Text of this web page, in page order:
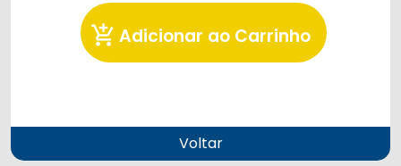
add_shopping_cart Adicionar ao Carrinho
Voltar